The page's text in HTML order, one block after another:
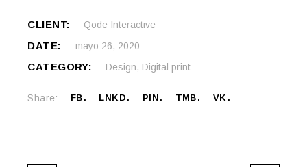
CLIENT: Qode Interactive
DATE: mayo 26, 2020
CATEGORY: Design, Digital print
Share: FB LNKD PIN TMB VK